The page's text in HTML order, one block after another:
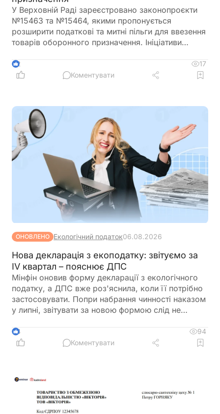
У Верховній Раді зареєстровано законопроєкти
№15463 та №15464, якими пропонується
розширити податкові та митні пільги для ввезення
товарів оборонного призначення. Ініціативи
ввізного мита на поставки, що фінансуються
іноземними державами, міжнародними
підприємств, які зможуть скористатися такими
пільгами
2
17
Коментувати
ОНОВЛЕНО Екологічний податок06.08.2026
Нова декларація з екоподатку: звітуємо за
IV квартал – пояснює ДПС
Мінфін оновив форму декларації з екологічного
податку, а ДПС вже роз'яснила, коли її потрібно
застосовувати. Попри набрання чинності наказом
у липні, звітувати за новою формою слід не
подаватиметься оновлена декларація та які зміни
внесено до її форми
4
94
Коментувати